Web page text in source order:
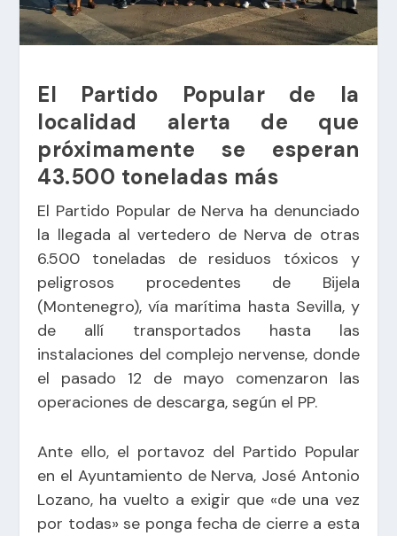
El Partido Popular de la
localidad alerta de que
próximamente se esperan
43.500 toneladas más
El Partido Popular de Nerva ha denunciado
la llegada al vertedero de Nerva de otras
6.500 toneladas de residuos tóxicos y
peligrosos procedentes de Bijela
(Montenegro), vía marítima hasta Sevilla, y
de allí transportados hasta las
instalaciones del complejo nervense, donde
el pasado 12 de mayo comenzaron las
operaciones de descarga, según el PP.
Ante ello, el portavoz del Partido Popular
en el Ayuntamiento de Nerva, José Antonio
Lozano, ha vuelto a exigir que «de una vez
por todas» se ponga fecha de cierre a esta